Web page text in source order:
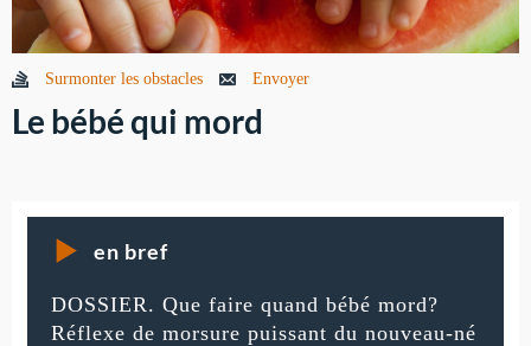
Surmonter les obstacles Envoyer
Le bébé qui mord
en bref
DOSSIER. Que faire quand bébé mord?
Réflexe de morsure puissant du nouveau-né